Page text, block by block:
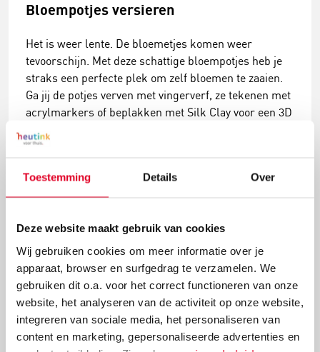
Toestemming Details Over
Deze website maakt gebruik van cookies
Wij gebruiken cookies om meer informatie over je
apparaat, browser en surfgedrag te verzamelen. We
gebruiken dit o.a. voor het correct functioneren van onze
website, het analyseren van de activiteit op onze website,
integreren van sociale media, het personaliseren van
content en marketing, gepersonaliseerde advertenties en
Bloempotjes versieren
Het is weer lente. De bloemetjes komen weer
tevoorschijn. Met deze schattige bloempotjes heb je
straks een perfecte plek om zelf bloemen te zaaien.
Ga jij de potjes verven met vingerverf, ze tekenen met
acrylmarkers of beplakken met Silk Clay voor een 3D
uitstraling?